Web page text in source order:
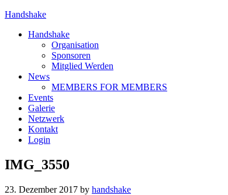
Handshake
Handshake
Organisation
Sponsoren
Mitglied Werden
News
MEMBERS FOR MEMBERS
Events
Galerie
Netzwerk
Kontakt
Login
IMG_3550
23. Dezember 2017 by handshake